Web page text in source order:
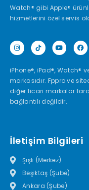
Watch® gibi Apple®
hizmetlerini özel servis
iPhone®, iPad®, Watch®
markasıdır. Fppro ve
diğer ticari markalar
bağlantılı değildir.
İletişim Bilgileri
Şişli (Merkez)
Beşiktaş (Şube)
Ankara (Şube)